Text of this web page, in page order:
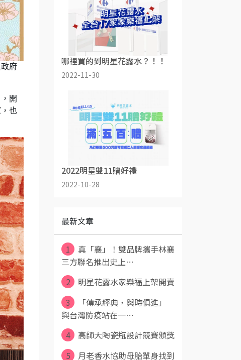
府
開
也
哪裡買的到明星花露水？！！
2022-11-30
2022明星雙11贈好禮
2022-10-28
最新文章
1
真「襄」！雙品牌攜手林襄
三方聯名推出史上⋯
2
明星花露水家樂福上架開賣
3
「傳承經典，與時俱進」
與台灣防疫站在一⋯
4
高師大陶瓷瓶設計競賽頒獎
5
月老香水協助母胎單身找到